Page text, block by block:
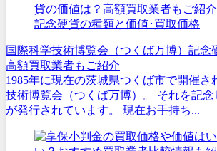
記念硬貨の種類と価値･買取価格
国際科学技術博覧会（つくば万博）記念
高額買取業者もご紹介
1985年に現在の茨城県つくば市で開催さ
技術博覧会（つくば万博）。 それを記
が発行されています。 現在お手持ち...